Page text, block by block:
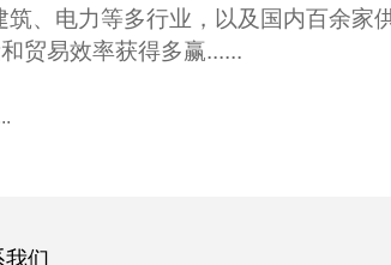
电力等多行业，以及国内百余家
贸易效率获得多赢......
我们